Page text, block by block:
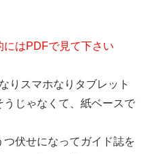
にはPDFで見て下さい
りスマホなりタブレット
じゃなくて、紙ベースで
伏せになってガイド誌を